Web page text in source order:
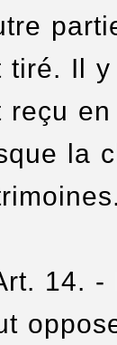
tiré. Il
reçu
la
14. -